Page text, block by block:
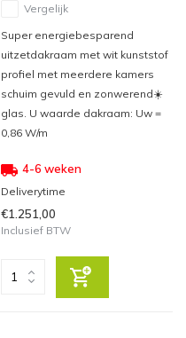
Vergelijk
Super energiebesparend
uitzetdakraam met wit kunststof
profiel met meerdere kamers
schuim gevuld en zonwerend☀️
glas. U waarde dakraam: Uw =
0,86 W/m
4-6 weken
Deliverytime
€1.251,00
Inclusief BTW